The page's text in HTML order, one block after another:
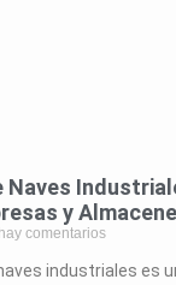
Naves
y
comentarios
industriales es